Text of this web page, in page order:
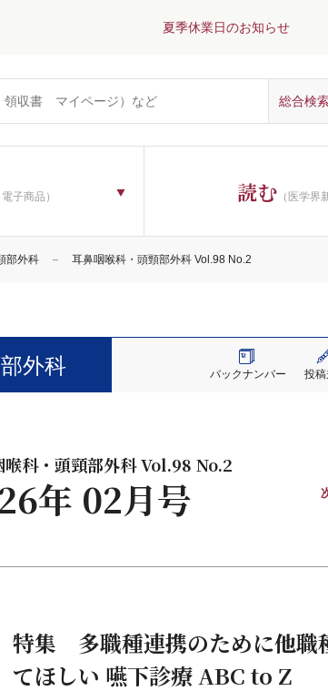
夏季休業日のお知らせ
子商品） 読む （医学界
部外科 耳鼻咽喉科・頭頸部外科 Vol.98 No.2
外科 バックナンバー 投稿
喉科・頭頸部外科 Vol.98 No.2
年 02月号
特集 多職種連携のために他職
てほしい 嚥下診療 ABC to Z